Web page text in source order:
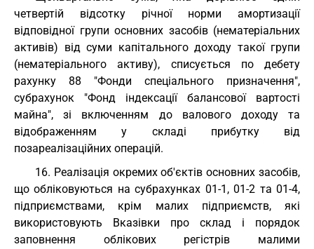
четвертій відсотку річної норми амортизації
відповідної групи основних засобів (нематеріальних
активів) від суми капітального доходу такої групи
(нематеріального активу), списується по дебету
рахунку 88 "Фонди спеціального призначення",
субрахунок "Фонд індексації балансової вартості
майна", зі включенням до валового доходу та
відображенням у складі прибутку від
позареалізаційних операцій.
16. Реалізація окремих об'єктів основних засобів,
що обліковуються на субрахунках 01-1, 01-2 та 01-4,
підприємствами, крім малих підприємств, які
використовують Вказівки про склад і порядок
заповнення облікових регістрів малими